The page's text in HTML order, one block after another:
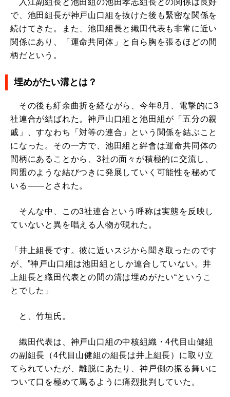
入江副組長と池田組の池田孝志組長との関係は良好
で、池田組長が神戸山口組を抜けた後も緊密な関係を
続けてきた。また、池田組長と織田代表も非常に近い
関係にあり、「運命共同体」と自ら胸を張るほどの間
柄だという。
埋めがたい溝とは？
その後も紆余曲折を経ながら、今年8月、電撃的に3
社連合が結ばれた。神戸山口組と池田組が「五分の親
戚」、すなわち「対等の連合」という関係を結ぶこと
になった。その一方で、池田組と絆會は運命共同体の
間柄にあることから、3社の面々が積極的に交流し、
同盟のような結びつきに発展していく可能性を秘めて
いる――とされた。
そんな中、この3社連合という呼称は実態を反映し
ていないと異を唱える人物が現れた。
「井上組長です。彼に近いスジから聞き取ったのです
が、”神戸山口組は池田組としか連合していない。井
上組長と織田代表との間の溝は埋めがたい“というこ
とでした」
と、竹垣氏。
織田代表は、神戸山口組の中核組織・4代目山健組
の副組長（4代目山健組の組長は井上組長）に取り立
てられていたが、離脱にあたり、神戸側の振る舞いに
ついて口を極めて罵るように痛烈批判していた。